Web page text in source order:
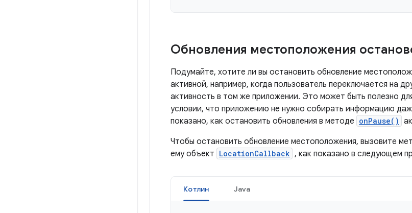
Обновления местоположения
Подумайте, хотите ли вы остановить обновление
активной, например, когда пользователь переключается на
активность в том же приложении. Это может быть полезно
условии, что приложению не нужно собирать информацию
показано, как остановить обновления в методе onPause()
Чтобы остановить обновление местоположения, вызовите
ему объект LocationCallback , как показано в следующем
Котлин Java